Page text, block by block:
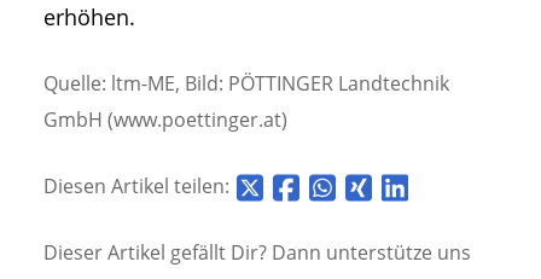
erhöhen.
Quelle: ltm-ME, Bild: PÖTTINGER Landtechnik
GmbH (www.poettinger.at)
Diesen Artikel teilen:
Dieser Artikel gefällt Dir? Dann unterstütze uns